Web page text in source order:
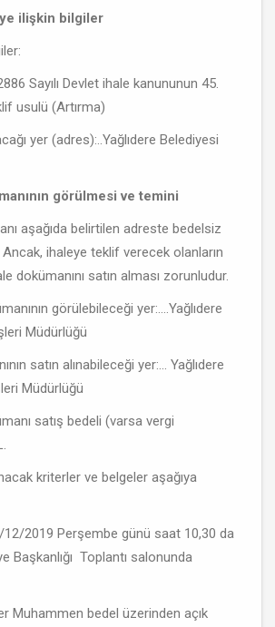
bilgiler
Sayılı Devlet ihale kanununun 45.
usulü (Artırma)
yer (adres):..Yağlıdere Belediyesi
görülmesi ve temini
aşağıda belirtilen adreste bedelsiz
ihaleye teklif verecek olanların
dokümanını satın alması zorunludur.
görülebileceği yer:....Yağlıdere
Müdürlüğü
satın alınabileceği yer:... Yağlıdere
Müdürlüğü
satış bedeli (varsa vergi
kriterler ve belgeler aşağıya
Perşembe günü saat 10,30 da
Başkanlığı Toplantı salonunda
bedel üzerinden açık